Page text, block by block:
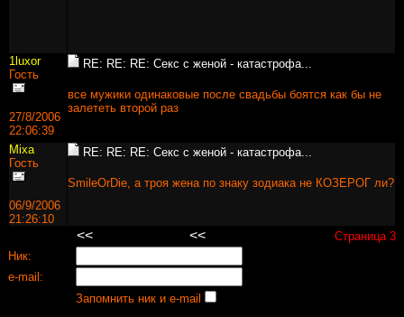
1luxor
Гость
27/8/2006
22:06:39
RE: RE: RE: Секс с женой - катастрофа...
все мужики одинаковые после свадьбы боятся как бы не
залететь второй раз
Mixa
Гость
06/9/2006
21:26:10
RE: RE: RE: Секс с женой - катастрофа...
SmileOrDie, а троя жена по знаку зодиака не КОЗЕРОГ ли?
<< <<
Страница 3
Ник:
e-mail:
Запомнить ник и e-mail